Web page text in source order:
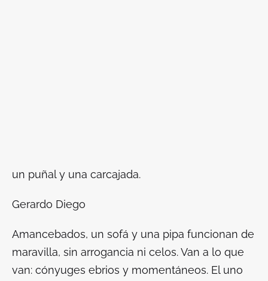
un puñal y una carcajada.
Gerardo Diego
Amancebados, un sofá y una pipa funcionan de
maravilla, sin arrogancia ni celos. Van a lo que
van: cónyuges ebrios y momentáneos. El uno